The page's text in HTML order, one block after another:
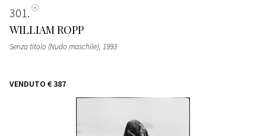
301
WILLIAM ROPP
Senza titolo (Nudo maschile), 1993
VENDUTO € 387